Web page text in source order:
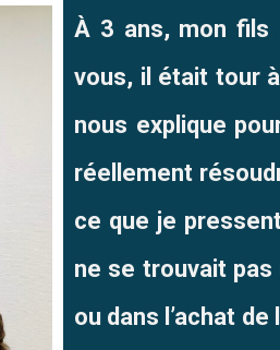
À 3 ans, mon fils
vous, il était tour
nous explique
réellement
ce que je
ne se trouvait
ou dans l’achat